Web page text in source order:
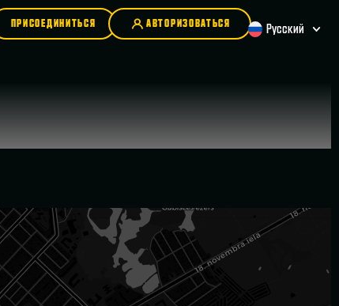
ПРИСОЕДИНИТЬСЯ АВТОРИЗОВАТЬСЯ Русский